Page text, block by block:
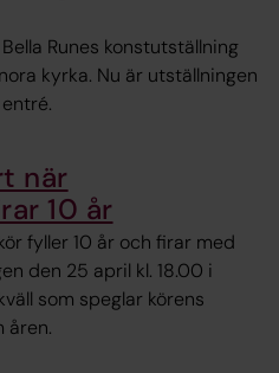
Runes konstutställning
kyrka. Nu är utställningen
när
10 år
fyller 10 år och firar med
den 25 april kl. 18.00 i
som speglar körens
åren.